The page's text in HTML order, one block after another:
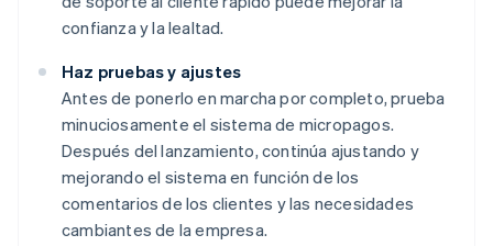
confianza y la lealtad.
Haz pruebas y ajustes
Antes de ponerlo en marcha por completo, prueba
minuciosamente el sistema de micropagos.
Después del lanzamiento, continúa ajustando y
mejorando el sistema en función de los
comentarios de los clientes y las necesidades
cambiantes de la empresa.